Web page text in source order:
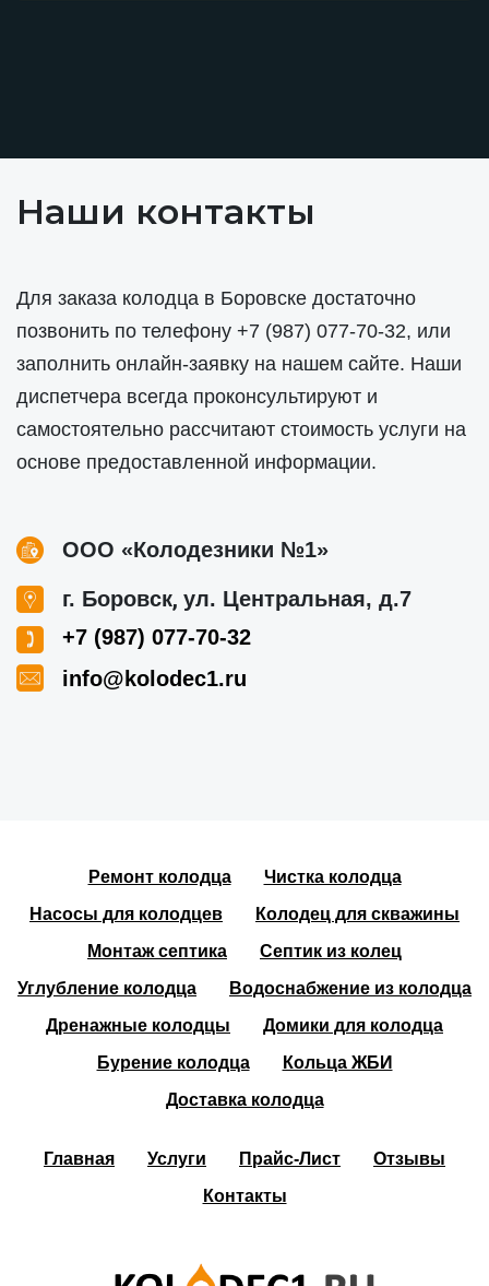
Наши контакты
Для заказа колодца в Боровске достаточно
позвонить по телефону +7 (987) 077-70-32, или
заполнить онлайн-заявку на нашем сайте. Наши
диспетчера всегда проконсультируют и
самостоятельно рассчитают стоимость услуги на
основе предоставленной информации.
ООО «Колодезники №1»
г. Боровск, ул. Центральная, д.7
+7 (987) 077-70-32
info@kolodec1.ru
Ремонт колодца
Чистка колодца
Насосы для колодцев
Колодец для скважины
Монтаж септика
Септик из колец
Углубление колодца
Водоснабжение из колодца
Дренажные колодцы
Домики для колодца
Бурение колодца
Кольца ЖБИ
Доставка колодца
Главная Услуги Прайс-Лист
Отзывы
Контакты